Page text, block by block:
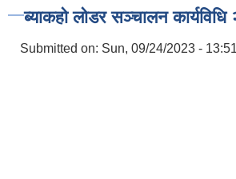
ब्याकहो लोडर सञ्चालन
Submitted on: Sun, 09/24/2023 - 13:51